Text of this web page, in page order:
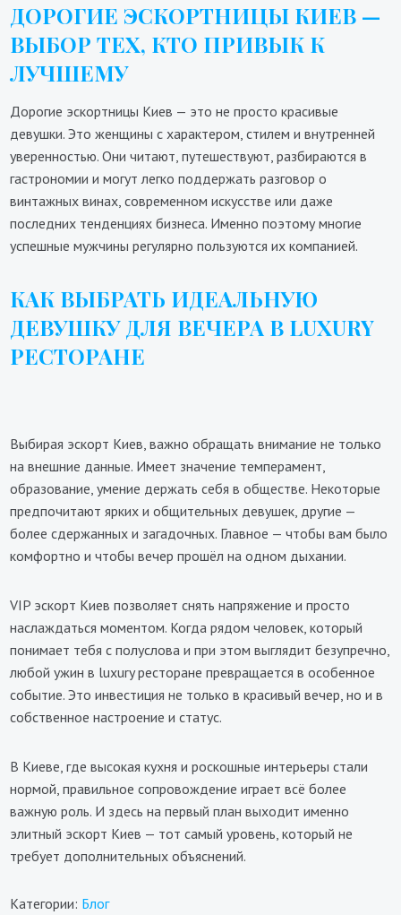
ДОРОГИЕ ЭСКОРТНИЦЫ КИЕВ —
ВЫБОР ТЕХ, КТО ПРИВЫК К
ЛУЧШЕМУ
Дорогие эскортницы Киев — это не просто красивые
девушки. Это женщины с характером, стилем и внутренней
уверенностью. Они читают, путешествуют, разбираются в
гастрономии и могут легко поддержать разговор о
винтажных винах, современном искусстве или даже
последних тенденциях бизнеса. Именно поэтому многие
успешные мужчины регулярно пользуются их компанией.
КАК ВЫБРАТЬ ИДЕАЛЬНУЮ
ДЕВУШКУ ДЛЯ ВЕЧЕРА В LUXURY
РЕСТОРАНЕ
Выбирая эскорт Киев, важно обращать внимание не только
на внешние данные. Имеет значение темперамент,
образование, умение держать себя в обществе. Некоторые
предпочитают ярких и общительных девушек, другие —
более сдержанных и загадочных. Главное — чтобы вам было
комфортно и чтобы вечер прошёл на одном дыхании.
VIP эскорт Киев позволяет снять напряжение и просто
наслаждаться моментом. Когда рядом человек, который
понимает тебя с полуслова и при этом выглядит безупречно,
любой ужин в luxury ресторане превращается в особенное
событие. Это инвестиция не только в красивый вечер, но и в
собственное настроение и статус.
В Киеве, где высокая кухня и роскошные интерьеры стали
нормой, правильное сопровождение играет всё более
важную роль. И здесь на первый план выходит именно
элитный эскорт Киев — тот самый уровень, который не
требует дополнительных объяснений.
Категории: Блог